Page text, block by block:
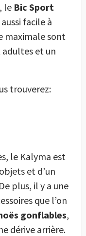
le Bic Sport
facile à
maximale sont
adultes et un
trouverez:
le Kalyma est
et d’un
plus, il y a une
que l’on
gonflables,
dérive arrière.